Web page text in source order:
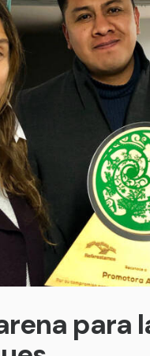
para